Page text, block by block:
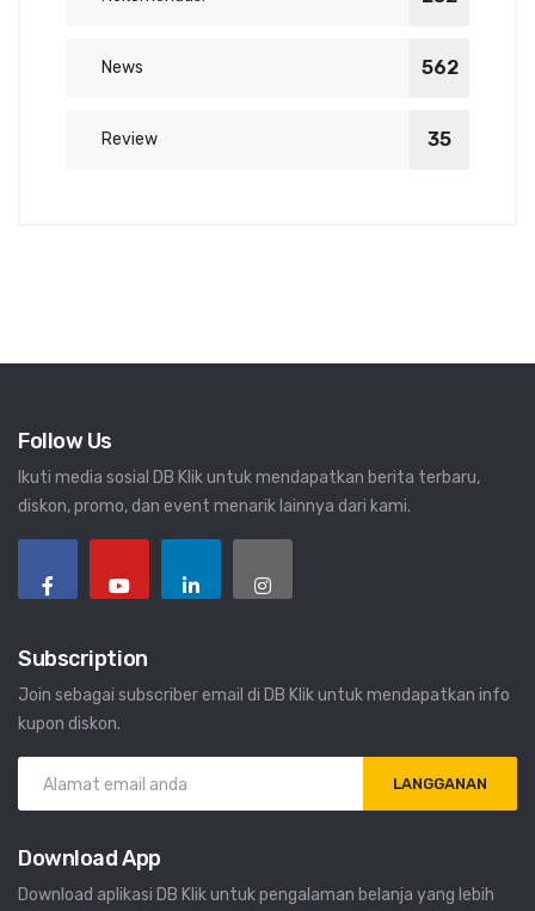
News 562
Review 35
Follow Us
Ikuti media sosial DB Klik untuk mendapatkan berita terbaru,
diskon, promo, dan event menarik lainnya dari kami.
Subscription
Join sebagai subscriber email di DB Klik untuk mendapatkan info
kupon diskon.
LANGGANAN
Download App
Download aplikasi DB Klik untuk pengalaman belanja yang lebih